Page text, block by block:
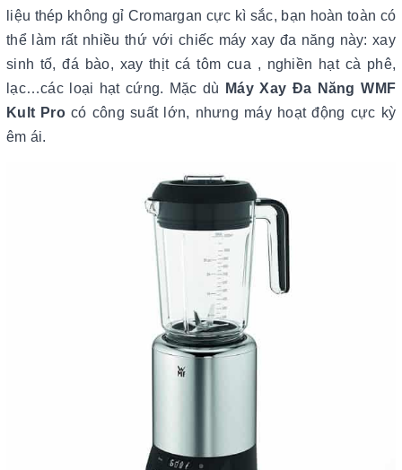
liệu thép không gỉ Cromargan cực kì sắc, bạn hoàn toàn có
thể làm rất nhiều thứ với chiếc máy xay đa năng này: xay
sinh tố, đá bào, xay thịt cá tôm cua , nghiền hạt cà phê,
lạc…các loại hạt cứng. Mặc dù
Máy Xay Đa Năng WMF
Kult Procó công suất lớn, nhưng máy hoạt động cực kỳ
êm ái.